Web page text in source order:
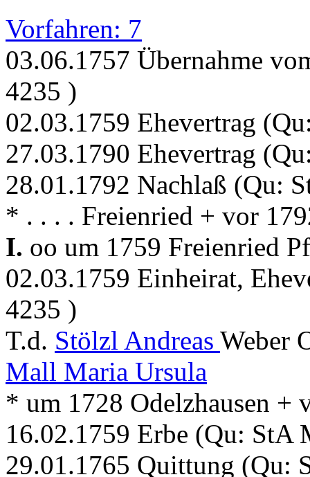
Vorfahren: 7
03.06.1757 Übernahme
4235 )
02.03.1759 Ehevertrag
27.03.1790 Ehevertrag
28.01.1792 Nachlaß (Qu:
* . . . . Freienried + vor
I. oo um 1759 Freienried
02.03.1759 Einheirat,
4235 )
T.d. Stölzl Andreas Weber
Mall Maria Ursula
* um 1728 Odelzhausen +
16.02.1759 Erbe (Qu:
29.01.1765 Quittung (Qu: